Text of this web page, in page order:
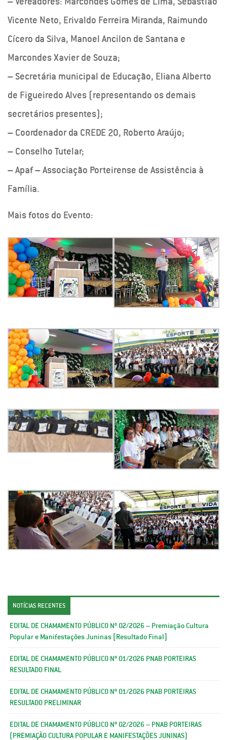
Vicente Neto, Erivaldo Ferreira Miranda, Raimundo
Cícero da Silva, Manoel Ancilon de Santana e
Marcondes Xavier de Souza;
– Secretária municipal de Educação, Eliana Alberto
de Figueiredo Alves (representando os demais
secretários presentes);
– Coordenador da CREDE 20, Roberto Araújo;
– Conselho Tutelar;
– Apaf – Associação Porteirense de Assistência à
Família.
Mais fotos do Evento:
NOTÍCIAS RECENTES
EDITAL DE CHAMAMENTO PÚBLICO Nº 02/2026 – Premiação Cultura
Popular e Manifestações Juninas [Resultado Final]
EDITAL DE CHAMAMENTO PÚBLICO Nº 01/2026 PNAB PORTEIRAS
RESULTADO FINAL
EDITAL DE CHAMAMENTO PÚBLICO Nº 01/2026 PNAB PORTEIRAS
RESULTADO PRELIMINAR
EDITAL DE CHAMAMENTO PÚBLICO Nº 02/2026 – PNAB PORTEIRAS
(PREMIAÇÃO CULTURA POPULAR E MANIFESTAÇÕES JUNINAS)